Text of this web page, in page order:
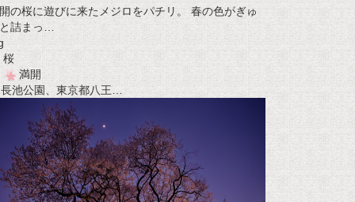
の桜に遊びに来たメジロをパチリ。 春の色がぎゅ
詰まっ…
桜
満開
池公園、東京都八王…